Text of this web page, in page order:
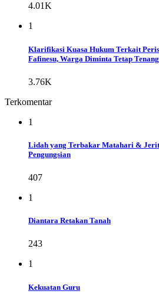
4.01K
1
Klarifikasi Kuasa Hukum Terkait
Fafinesu, Warga Diminta Tetap Tenang
3.76K
Terkomentar
1
Lidah yang Terbakar Matahari &
Pengungsian
407
1
Diantara Retakan Tanah
243
1
Kekuatan Guru